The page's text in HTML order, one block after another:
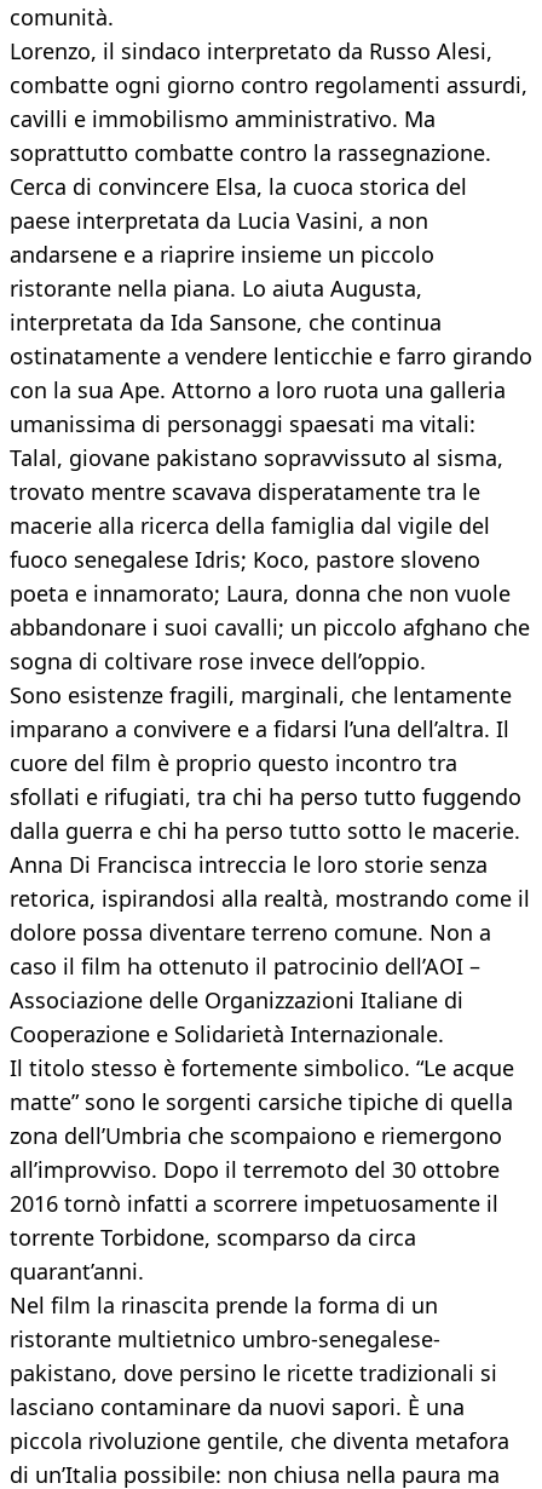
comunità.
Lorenzo, il sindaco interpretato da Russo Alesi,
combatte ogni giorno contro regolamenti assurdi,
cavilli e immobilismo amministrativo. Ma
soprattutto combatte contro la rassegnazione.
Cerca di convincere Elsa, la cuoca storica del
paese interpretata da Lucia Vasini, a non
andarsene e a riaprire insieme un piccolo
ristorante nella piana. Lo aiuta Augusta,
interpretata da Ida Sansone, che continua
ostinatamente a vendere lenticchie e farro girando
con la sua Ape. Attorno a loro ruota una galleria
umanissima di personaggi spaesati ma vitali:
Talal, giovane pakistano sopravvissuto al sisma,
trovato mentre scavava disperatamente tra le
macerie alla ricerca della famiglia dal vigile del
fuoco senegalese Idris; Koco, pastore sloveno
poeta e innamorato; Laura, donna che non vuole
abbandonare i suoi cavalli; un piccolo afghano che
sogna di coltivare rose invece dell’oppio.
Sono esistenze fragili, marginali, che lentamente
imparano a convivere e a fidarsi l’una dell’altra. Il
cuore del film è proprio questo incontro tra
sfollati e rifugiati, tra chi ha perso tutto fuggendo
dalla guerra e chi ha perso tutto sotto le macerie.
Anna Di Francisca intreccia le loro storie senza
retorica, ispirandosi alla realtà, mostrando come il
dolore possa diventare terreno comune. Non a
caso il film ha ottenuto il patrocinio dell’AOI –
Associazione delle Organizzazioni Italiane di
Cooperazione e Solidarietà Internazionale.
Il titolo stesso è fortemente simbolico. “Le acque
matte” sono le sorgenti carsiche tipiche di quella
zona dell’Umbria che scompaiono e riemergono
all’improvviso. Dopo il terremoto del 30 ottobre
2016 tornò infatti a scorrere impetuosamente il
torrente Torbidone, scomparso da circa
quarant’anni.
Nel film la rinascita prende la forma di un
ristorante multietnico umbro-senegalese-
pakistano, dove persino le ricette tradizionali si
lasciano contaminare da nuovi sapori. È una
piccola rivoluzione gentile, che diventa metafora
di un’Italia possibile: non chiusa nella paura ma